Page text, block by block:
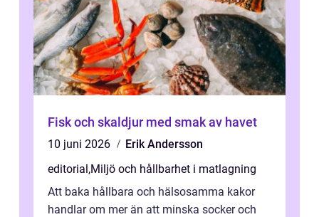
Fisk och skaldjur med smak av havet
10 juni 2026
Erik Andersson
editorial,Miljö och hållbarhet i matlagning
Att baka hållbara och hälsosamma kakor
handlar om mer än att minska socker och